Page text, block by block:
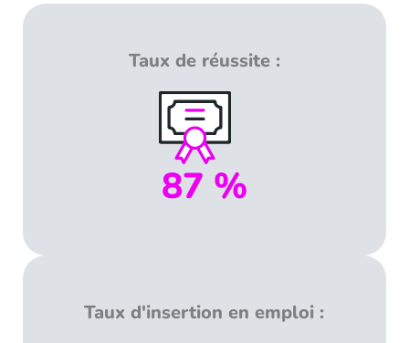
Taux de réussite :
87 %
Taux d'insertion en emploi :